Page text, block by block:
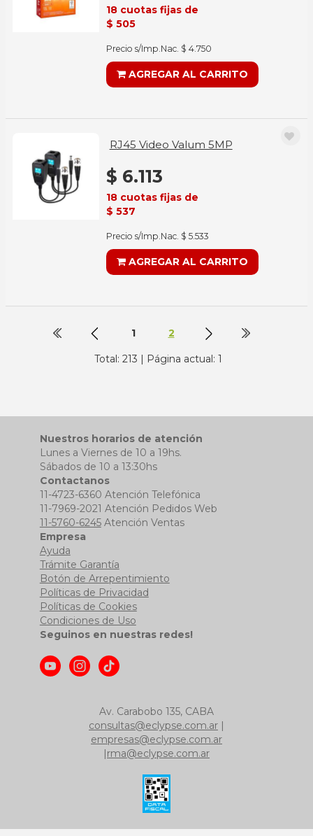
18 cuotas fijas de
$ 505
Precio s/Imp.Nac. $ 4.750
AGREGAR AL CARRITO
RJ45 Video Valum 5MP
$ 6.113
18 cuotas fijas de
$ 537
Precio s/Imp.Nac. $ 5.533
AGREGAR AL CARRITO
1 2
Total: 213 | Página actual: 1
Nuestros horarios de atención
Lunes a Viernes de 10 a 19hs.
Sábados de 10 a 13:30hs
Contactanos
11-4723-6360 Atención Telefónica
11-7969-2021 Atención Pedidos Web
11-5760-6245Atención Ventas
Empresa
Ayuda
Trámite Garantía
Botón de Arrepentimiento
Políticas de Privacidad
Políticas de Cookies
Condiciones de Uso
Seguinos en nuestras redes!
Av. Carabobo 135, CABA
consultas@eclypse.com.ar
empresas@eclypse.com.ar
rma@eclypse.com.ar